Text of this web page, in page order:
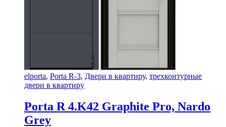
elporta, Porta R-3, Двери в квартиру, трехконтурные
двери в квартиру
Porta R 4.K42 Graphite Pro, Nardo
Grey